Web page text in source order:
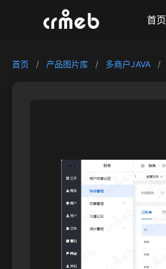
首页
首页 / 产品图片库 / 多商户JAVA /